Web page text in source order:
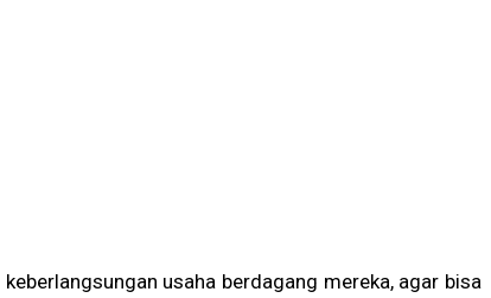
usaha berdagang mereka, agar bisa